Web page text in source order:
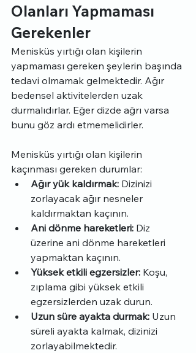
Olanları Yapmaması
Gerekenler
Menisküs yırtığı olan kişilerin
yapmaması gereken şeylerin başında
tedavi olmamak gelmektedir. Ağır
bedensel aktivitelerden uzak
durmalıdırlar. Eğer dizde ağrı varsa
bunu göz ardı etmemelidirler.
Menisküs yırtığı olan kişilerin
kaçınması gereken durumlar:
Ağır yük kaldırmak: Dizinizi
zorlayacak ağır nesneler
kaldırmaktan kaçının.
Ani dönme hareketleri: Diz
üzerine ani dönme hareketleri
yapmaktan kaçının.
Yüksek etkili egzersizler: Koşu,
zıplama gibi yüksek etkili
egzersizlerden uzak durun.
Uzun süre ayakta durmak: Uzun
süreli ayakta kalmak, dizinizi
zorlayabilmektedir.